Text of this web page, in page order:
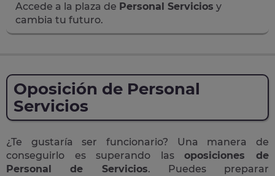
Accede a la plaza de Personal Servicios y
cambia tu futuro.
Oposición de Personal
Servicios
¿Te gustaría ser funcionario? Una manera de
conseguirlo es superando lasoposiciones de
Personal de Servicios. Puedes preparar